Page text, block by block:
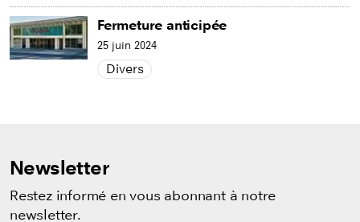
Fermeture anticipée
25 juin 2024
Divers
Newsletter
Restez informé en vous abonnant à notre
newsletter.